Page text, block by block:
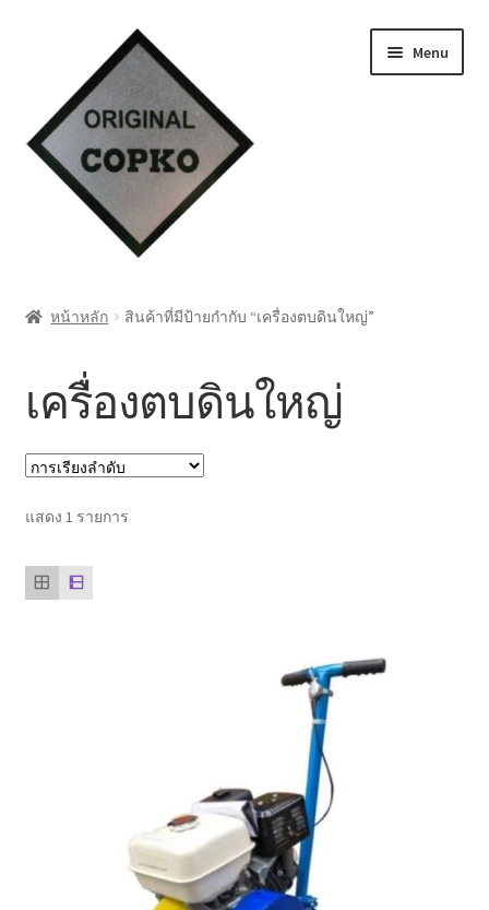
navigation
content
Menu
My account
ชำระเงิน
ตะกร้าสินค้า
ติดต่อเรา
หน้าหลัก สินค้าที่มีป้ายกำกับ “เครื่องตบดินใหญ่”
เครื่องตบดินใหญ่
แสดง 1 รายการ